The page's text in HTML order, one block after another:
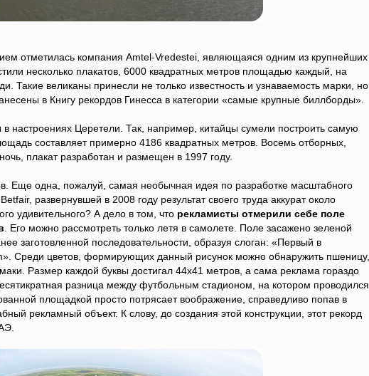
отметилась компания Amtel-Vredestei, являющаяся одним из крупнейших
несколько плакатов, 6000 квадратных метров площадью каждый, на
Такие великаны принесли не только известность и узнаваемость марки, но
в Книгу рекордов Гинесса в категории «самые крупные биллборды».
в настроениях Церетели. Так, например, китайцы сумели построить самую
составляет примерно 4186 квадратных метров. Восемь отборных,
плакат разработан и размещен в 1997 году.
Еще одна, пожалуй, самая необычная идея по разработке масштабного
развернувшей в 2008 году результат своего труда аккурат около
удивительного? А дело в том, что рекламисты отмерили себе поле
. Его можно рассмотреть только летя в самолете. Поле засажено зеленой
заготовленной последовательности, образуя слоган: «Первый в
Среди цветов, формирующих данный рисунок можно обнаружить пшеницу,
Размер каждой буквы достигал 44х41 метров, а сама реклама гораздо
разница между футбольным стадионом, на котором проводился
площадкой просто потрясает воображение, справедливо попав в
рекламный объект. К слову, до создания этой конструкции, этот рекорд